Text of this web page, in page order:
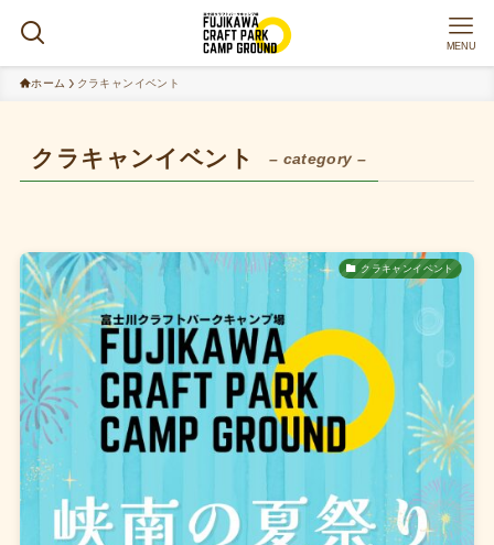
MENU
ホーム クラキャンイベント
クラキャンイベント – category –
クラキャンイベント